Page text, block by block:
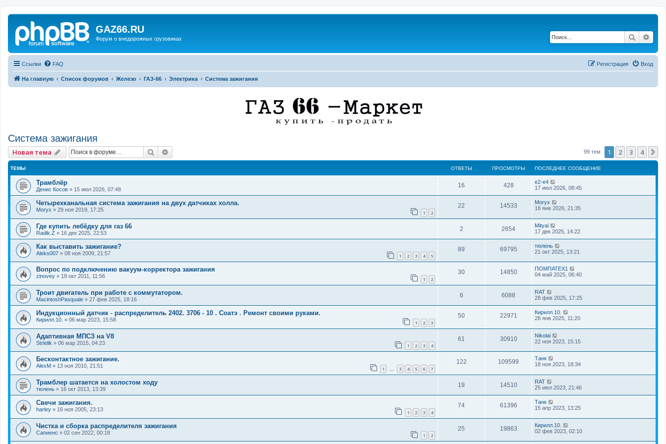
GAZ66.RU
Форум о внедорожных грузовиках Поиск
Ссылки FAQ Вход
Регистрация
На главную Список форумов Железо ГАЗ-66 Электрика Система зажигания
Система зажигания
Новая тема Поиск 99 тем 1 2 3 4
ТЕМЫ ОТВЕТЫ ПРОСМОТРЫ ПОСЛЕДНЕЕ СООБЩЕНИЕ
Трамблёр
Денис Косов » 15 июл 2026, 07:48
16 428
e2-e4
17 июл 2026, 08:45
Четырехканальная система зажигания на двух датчиках холла.
Moryx » 29 ноя 2019, 17:25 1 2
22 14533
Moryx
18 янв 2026, 21:35
Где купить лебёдку для газ 66
Radik.Z » 16 дек 2025, 22:53
2 2654
Mityai
17 дек 2025, 14:22
Как выставить зажигание?
Aleks007 » 08 ноя 2009, 21:57 1 2 3 4 5
89 69795
тюлень
21 окт 2025, 13:21
Вопрос по подключению вакуум-корректора зажигания
zinovey » 19 окт 2011, 11:56 1 2
30 14850
ПОМПАТЕХ1
04 май 2025, 06:40
Троит двигатель при работе с коммутатором.
MacintoshPasquale » 27 фев 2025, 18:16
6 6088
RAT
28 фев 2025, 17:25
Индукционный датчик - распределитель 2402. 3706 - 10 . Соатэ . Ремонт своими руками.
Кирилл.10. » 06 мар 2023, 15:58 1 2 3
50 22971
Кирилл.10.
28 янв 2025, 11:20
Адаптивная МПСЗ на V8
Strlelik » 06 мар 2015, 04:23 1 2 3 4
61 30910
Nikolai
22 ноя 2023, 15:15
Бесконтактное зажигание.
AlexM » 13 ноя 2010, 21:51 1 … 3 4 5 6 7
122 109599
Танк
18 ноя 2023, 18:34
Трамблер шатается на холостом ходу
тюлень » 16 окт 2013, 13:39
19 14510
RAT
25 июл 2023, 21:46
Свечи зажигания.
harley » 16 ноя 2005, 23:13 1 2 3 4
74 61396
Танк
15 апр 2023, 13:25
Чистка и сборка распределителя зажигания
Сапиенс » 02 сен 2022, 00:18 1 2
25 19863
Кирилл.10.
02 фев 2023, 02:10